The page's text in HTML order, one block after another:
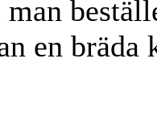
en bräda